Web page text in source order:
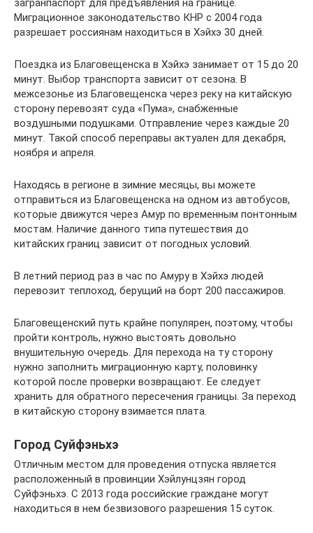
Миграционное законодательство КНР с 2004 года
разрешает россиянам находиться в Хэйхэ 30 дней.
Поездка из Благовещенска в Хэйхэ занимает от 15 до 20
минут. Выбор транспорта зависит от сезона. В
межсезонье из Благовещенска через реку на китайскую
сторону перевозят суда «Пума», снабженные
воздушными подушками. Отправление через каждые 20
минут. Такой способ переправы актуален для декабря,
ноября и апреля.
Находясь в регионе в зимние месяцы, вы можете
отправиться из Благовещенска на одном из автобусов,
которые движутся через Амур по временным понтонным
мостам. Наличие данного типа путешествия до
китайских границ зависит от погодных условий.
В летний период раз в час по Амуру в Хэйхэ людей
перевозит теплоход, берущий на борт 200 пассажиров.
Благовещенский путь крайне популярен, поэтому, чтобы
пройти контроль, нужно выстоять довольно
внушительную очередь. Для перехода на ту сторону
нужно заполнить миграционную карту, половинку
которой после проверки возвращают. Ее следует
хранить для обратного пересечения границы. За переход
в китайскую сторону взимается плата.
Город Суйфэньхэ
Отличным местом для проведения отпуска является
расположенный в провинции Хэйлунцзян город
Суйфэньхэ. С 2013 года российские граждане могут
находиться в нем безвизового разрешения 15 суток.